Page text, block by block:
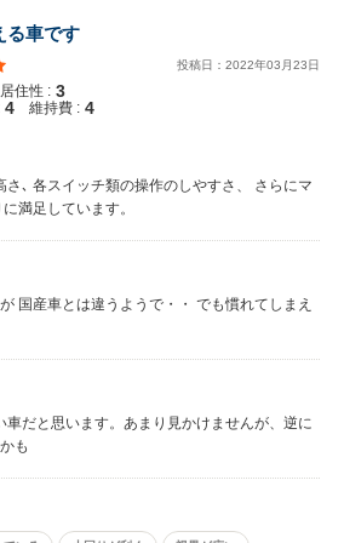
る車です
投稿日： 2022年03 月23日
居住性 : 3
4 維持費 : 4
さ､ 各スイッチ類の操作のしやすさ、 さらにマ
満足しています。
国産車とは違うようで・・ でも慣れてしまえ
車だと思います。あまり見かけませんが、逆に
も